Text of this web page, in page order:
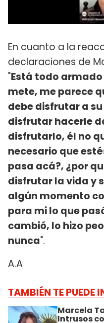
En cuanto a la
declaraciones de
"Está todo
mete, me parece
debe disfrutar a
disfrutar hacerle
disfrutarlo, él no
necesario que
pasa acá?, ¿por
disfrutar la vida y
algún momento
para mi lo que
cambió, lo hizo
nunca".
A.A
TAMBIÉN TE PUEDE
Marcela
Intrusos